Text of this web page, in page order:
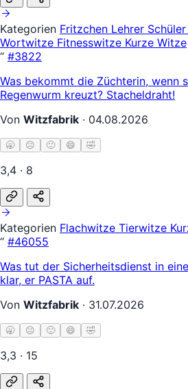
Kategorien Fritzchen Lehrer Schüler
Wortwitze Fitnesswitze Kurze Witze
“ #3822
Was bekommt die Züchterin, wenn
Regenwurm kreuzt? Stacheldraht!
Von Witzfabrik · 04.08.2026
🥱 😐 🙂 😄 🤣
3,4 · 8
Kategorien Flachwitze Tierwitze
“ #46055
Was tut der Sicherheitsdienst in
klar, er PASTA auf.
Von Witzfabrik · 31.07.2026
🥱 😐 🙂 😄 🤣
3,3 · 15